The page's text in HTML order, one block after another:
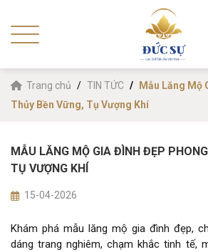
Trang chủ TIN TỨC
Mẫu Lăng Mộ
Thủy Bền Vững, Tụ Vượng Khí
MẪU LĂNG MỘ GIA ĐÌNH ĐẸP
TỤ VƯỢNG KHÍ
15-04-2026
Khám phá mẫu lăng mộ gia đình đẹp,
dáng trang nghiêm, chạm khắc tinh tế,